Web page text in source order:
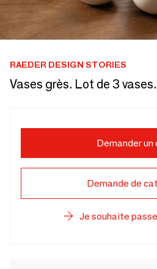
RAEDER DESIGN STORIES
Vases grès. Lot de 3 vases.
Demander un
Demande de
Je souhaite